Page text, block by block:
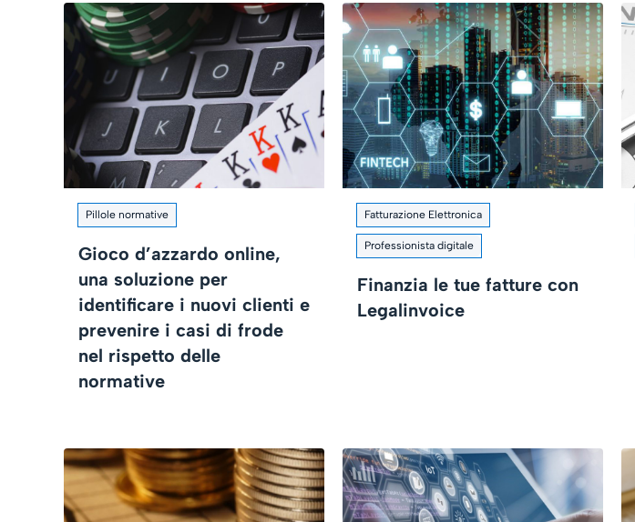
Pillole normative
Gioco d’azzardo online,
una soluzione per
identificare i nuovi clienti e
prevenire i casi di frode
nel rispetto delle
normative
Fatturazione Elettronica
Professionista digitale
Finanzia le tue fatture con
Legalinvoice